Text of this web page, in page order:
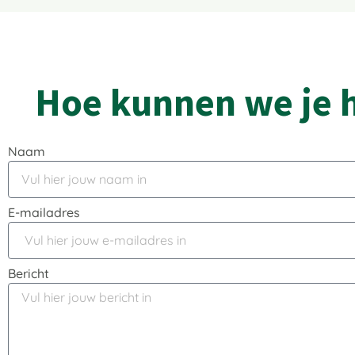
Hoe kunnen we je
Naam
E-mailadres
Bericht